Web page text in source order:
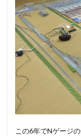
この6年でNゲージ